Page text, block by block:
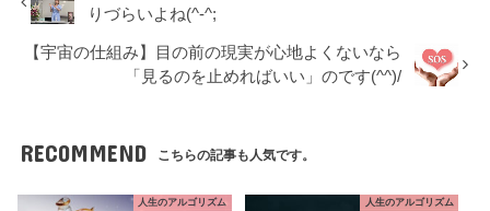
りづらいよね(^-^;
【宇宙の仕組み】目の前の現実が心地よくないなら
「見るのを止めればいい」のです(^^)/
RECOMMEND こちらの記事も人気です。
人生のアルゴリズム 人生のアルゴリズム